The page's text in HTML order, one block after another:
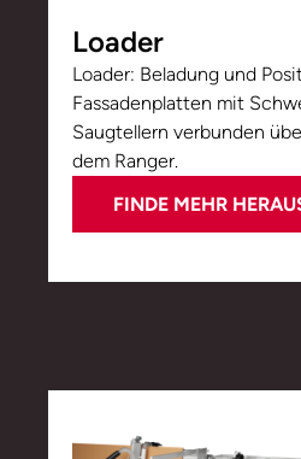
Loader
Loader: Beladung und
Fassadenplatten mit
Saugtellern verbunden
dem Ranger.
FINDE MEHR